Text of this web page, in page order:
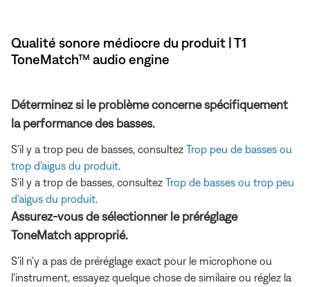
Qualité sonore médiocre du produit | T1
ToneMatch™ audio engine
Déterminez si le problème concerne spécifiquement
la performance des basses.
S'il y a trop peu de basses, consultez Trop peu de basses ou
trop d'aigus du produit.
S'il y a trop de basses, consultez Trop de basses ou trop peu
d'aigus du produit.
Assurez-vous de sélectionner le préréglage
ToneMatch approprié.
S'il n'y a pas de préréglage exact pour le microphone ou
l'instrument, essayez quelque chose de similaire ou réglez la